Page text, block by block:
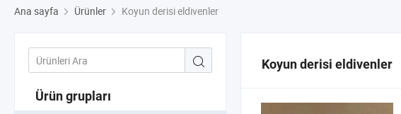
Ana sayfa Ürünler Koyun derisi eldivenler
Ürün grupları
Koyun derisi eldivenler